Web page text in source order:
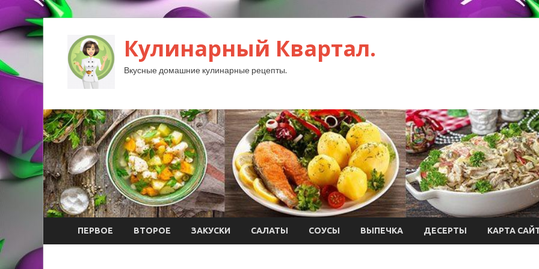
Кулинарный Квартал.
Вкусные домашние кулинарные рецепты.
ПЕРВОЕ ВТОРОЕ ЗАКУСКИ САЛАТЫ СОУСЫ ВЫПЕЧКА ДЕСЕРТЫ КАРТА